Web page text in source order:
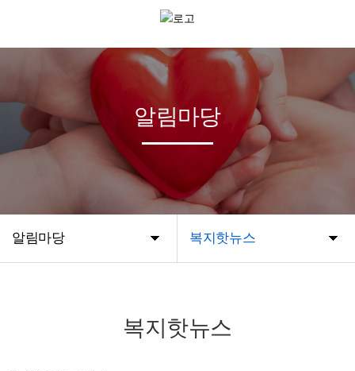
알림마당 복지핫뉴스
알림마당
복지핫뉴스